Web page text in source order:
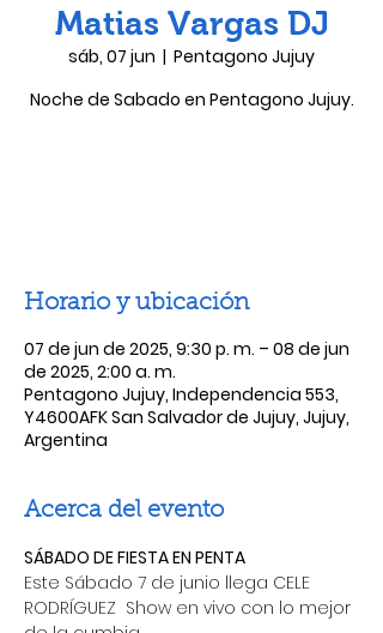
Matias Vargas DJ
sáb, 07 jun
  |
Pentagono Jujuy
Noche de Sabado en Pentagono Jujuy.
Horario y ubicación
07 de jun de 2025, 9:30 p. m. – 08 de jun
de 2025, 2:00 a. m.
Pentagono Jujuy, Independencia 553,
Y4600AFK San Salvador de Jujuy, Jujuy,
Argentina
Acerca del evento
SÁBADO DE FIESTA EN PENTA
Este Sábado 7 de junio llega CELE
RODRÍGUEZ  Show en vivo con lo mejor